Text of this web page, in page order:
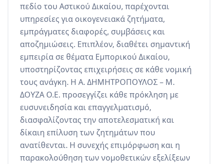
πεδίο του Αστικού Δικαίου, παρέχονται
υπηρεσίες για οικογενειακά ζητήματα,
εμπράγματες διαφορές, συμβάσεις και
αποζημιώσεις. Επιπλέον, διαθέτει σημαντική
εμπειρία σε θέματα Εμπορικού Δικαίου,
υποστηρίζοντας επιχειρήσεις σε κάθε νομική
τους ανάγκη. Η Α. ΔΗΜΗΤΡΟΠΟΥΛΟΣ – Μ.
ΔΟΥΖΑ Ο.Ε. προσεγγίζει κάθε πρόκληση με
ευσυνειδησία και επαγγελματισμό,
διασφαλίζοντας την αποτελεσματική και
δίκαιη επίλυση των ζητημάτων που
ανατίθενται. Η συνεχής επιμόρφωση και η
παρακολούθηση των νομοθετικών εξελίξεων